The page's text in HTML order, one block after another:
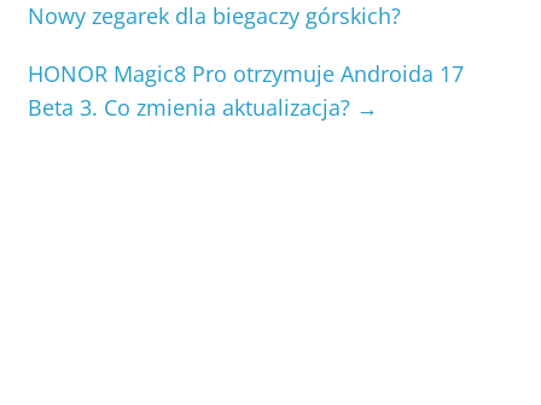
Nowy zegarek dla biegaczy górskich?
HONOR Magic8 Pro otrzymuje Androida 17
Beta 3. Co zmienia aktualizacja? →